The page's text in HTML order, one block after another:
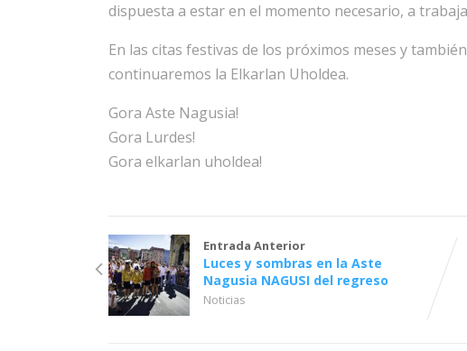
dispuesta a estar en el momento necesario, a
En las citas festivas de los próximos meses y
continuaremos la Elkarlan Uholdea.
Gora Aste Nagusia!
Gora Lurdes!
Gora elkarlan uholdea!
Entrada Anterior
Luces y sombras en la Aste
Nagusia NAGUSI del regreso
Noticias